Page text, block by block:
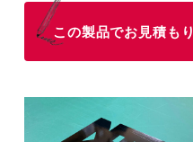
この製品でお見積もり